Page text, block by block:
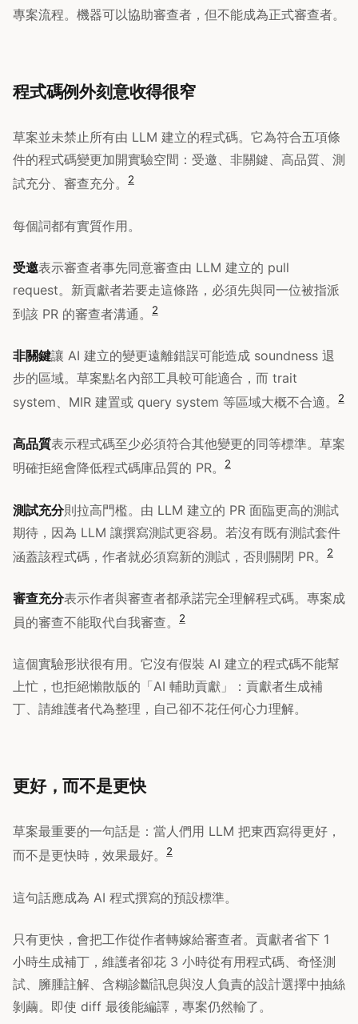
專案流程。機器可以協助審查者，但不能成為正式審查者。
程式碼例外刻意收得很窄
草案並未禁止所有由 LLM 建立的程式碼。它為符合五項條
件的程式碼變更加開實驗空間：受邀、非關鍵、高品質、測
試充分、審查充分。
2
每個詞都有實質作用。
受邀表示審查者事先同意審查由 LLM 建立的 pull
request。新貢獻者若要走這條路，必須先與同一位被指派
到該 PR 的審查者溝通。
2
非關鍵讓 AI 建立的變更遠離錯誤可能造成 soundness 退
步的區域。草案點名內部工具較可能適合，而 trait
system、MIR 建置或 query system 等區域大概不合適。
2
高品質表示程式碼至少必須符合其他變更的同等標準。草案
明確拒絕會降低程式碼庫品質的 PR。
2
測試充分則拉高門檻。由 LLM 建立的 PR 面臨更高的測試
期待，因為 LLM 讓撰寫測試更容易。若沒有既有測試套件
涵蓋該程式碼，作者就必須寫新的測試，否則關閉 PR。
2
審查充分表示作者與審查者都承諾完全理解程式碼。專案成
員的審查不能取代自我審查。
2
這個實驗形狀很有用。它沒有假裝 AI 建立的程式碼不能幫
上忙，也拒絕懶散版的「AI 輔助貢獻」：貢獻者生成補
丁、請維護者代為整理，自己卻不花任何心力理解。
更好，而不是更快
草案最重要的一句話是：當人們用 LLM 把東西寫得更好，
而不是更快時，效果最好。
2
這句話應成為 AI 程式撰寫的預設標準。
只有更快，會把工作從作者轉嫁給審查者。貢獻者省下 1
小時生成補丁，維護者卻花 3 小時從有用程式碼、奇怪測
試、臃腫註解、含糊診斷訊息與沒人負責的設計選擇中抽絲
剝繭。即使 diff 最後能編譯，專案仍然輸了。